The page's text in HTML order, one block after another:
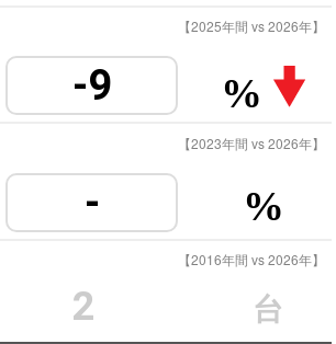
【2025年間 vs 2026年】
-9 %
【2023年間 vs 2026年】
- %
【2016年間 vs 2026年】
2 台